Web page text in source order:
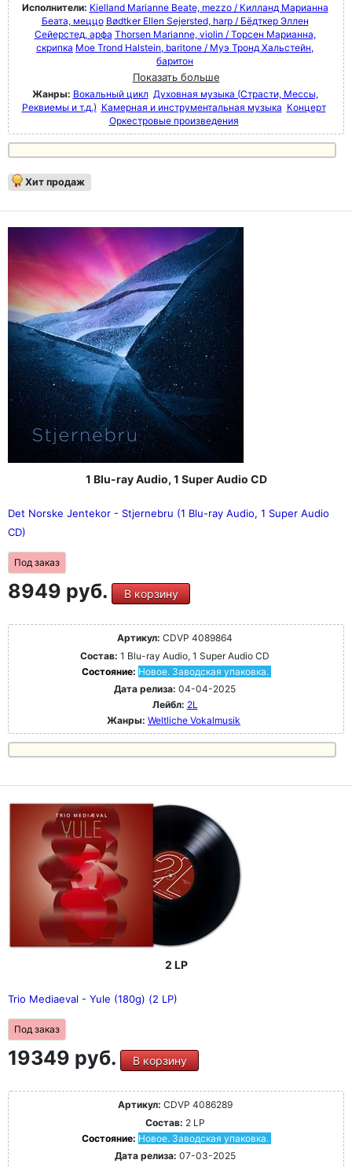
Исполнители: Kielland Marianne Beate, mezzo / Килланд Марианна
Беата, меццо Bødtker Ellen Sejersted, harp / Бёдткер Эллен
Сейерстед, арфа Thorsen Marianne, violin / Торсен Марианна,
скрипка Moe Trond Halstein, baritone / Муэ Тронд Хальстейн,
баритон
Показать больше
Жанры: Вокальный цикл Духовная музыка (Страсти, Мессы,
Реквиемы и т.д.) Камерная и инструментальная музыка Концерт
Оркестровые произведения
Хит продаж
1 Blu-ray Audio, 1 Super Audio CD
Det Norske Jentekor - Stjernebru (1 Blu-ray Audio, 1 Super Audio
CD)
Под заказ
8949 руб. В корзину
Артикул: CDVP 4089864
Состав: 1 Blu-ray Audio, 1 Super Audio CD
Состояние: Новое. Заводская упаковка.
Дата релиза: 04-04-2025
Лейбл: 2L
Жанры: Weltliche Vokalmusik
2 LP
Trio Mediaeval - Yule (180g) (2 LP)
Под заказ
19349 руб. В корзину
Артикул: CDVP 4086289
Состав: 2 LP
Состояние: Новое. Заводская упаковка.
Дата релиза: 07-03-2025